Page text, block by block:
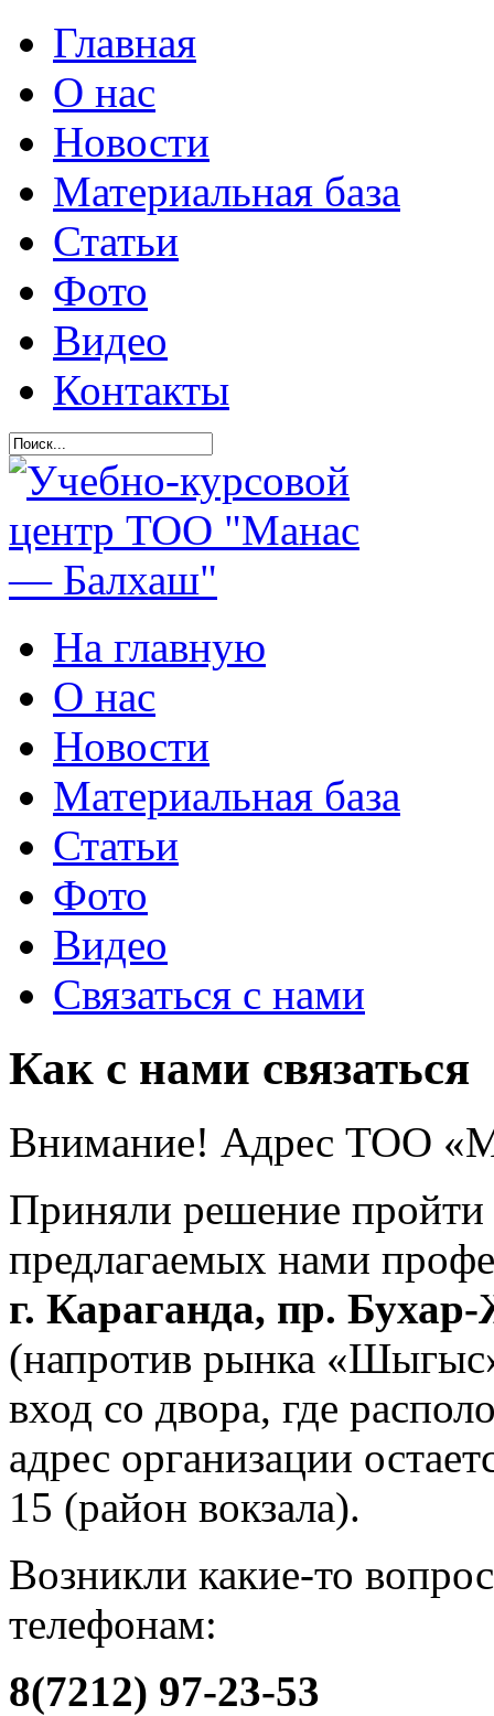
Главная
О нас
Новости
Материальная база
Статьи
Фото
Видео
Контакты
На главную
О нас
Новости
Материальная база
Статьи
Фото
Видео
Связаться с нами
Как с нами связаться
Внимание! Адрес ТОО
Приняли решение пройти
предлагаемых нами
г. Караганда, пр.
(напротив рынка
вход со двора, где
адрес организации
15 (район вокзала).
Возникли какие-то
телефонам:
8(7212) 97-23-53